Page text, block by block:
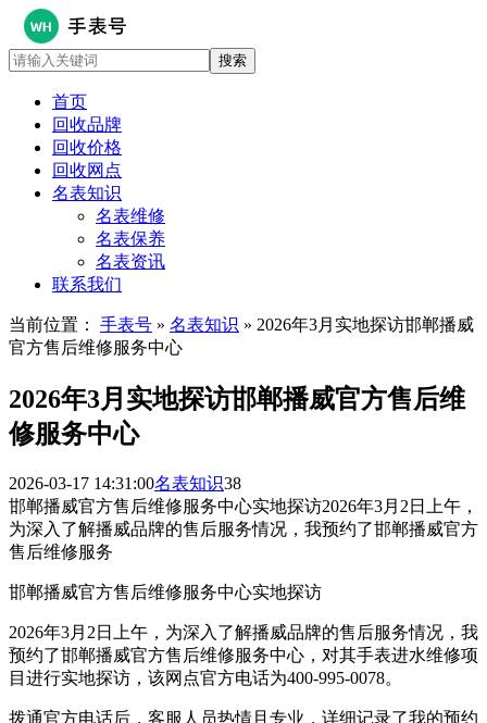
首页
回收品牌
回收价格
回收网点
名表知识
名表维修
名表保养
名表资讯
联系我们
当前位置： 手表号 » 名表知识 » 2026年3月实地探访邯郸播威
官方售后维修服务中心
2026年3月实地探访邯郸播威官方售后维
修服务中心
2026-03-17 14:31:00名表知识38
邯郸播威官方售后维修服务中心实地探访2026年3月2日上午，
为深入了解播威品牌的售后服务情况，我预约了邯郸播威官方
售后维修服务
邯郸播威官方售后维修服务中心实地探访
2026年3月2日上午，为深入了解播威品牌的售后服务情况，我
预约了邯郸播威官方售后维修服务中心，对其手表进水维修项
目进行实地探访，该网点官方电话为400-995-0078。
拨通官方电话后，客服人员热情且专业，详细记录了我的预约